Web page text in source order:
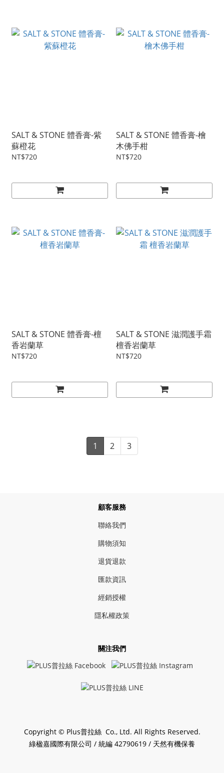
SALT & STONE 體香膏-紫
蘇橙花
NT$720
SALT & STONE 體香膏-檜
木佛手柑
NT$720
SALT & STONE 體香膏-檀
香岩蘭草
NT$720
SALT & STONE 滋潤護手霜
檀香岩蘭草
NT$720
1 2 3
顧客服務
聯絡我們
購物須知
退貨退款
匯款資訊
經銷授權
隱私權政策
關注我們
Copyright © Plus普拉絲 Co., Ltd. All Rights Reserved.
綠楹嘉國際有限公司 / 統編 42790619 / 天然有機保養